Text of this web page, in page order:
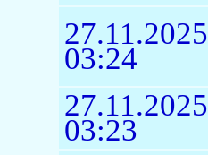
27.11.2025
03:24
27.11.2025
03:23